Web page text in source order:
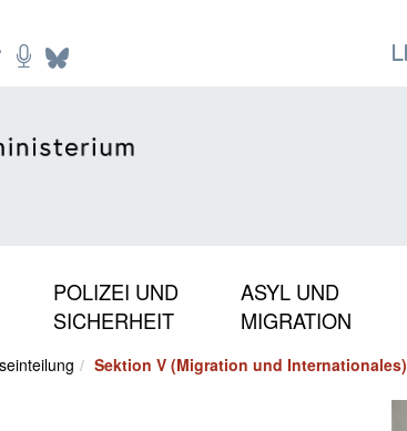
POLIZEI UND
SICHERHEIT
ASYL UND
MIGRATION
Sektion V (Migration und Internationales)